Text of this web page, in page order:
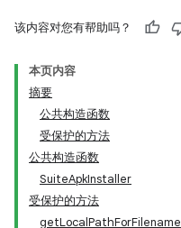
该内容对您有帮助吗？
本页内容
摘要
公共构造函数
受保护的方法
公共构造函数
SuiteApkInstaller
受保护的方法
getLocalPathForFilename